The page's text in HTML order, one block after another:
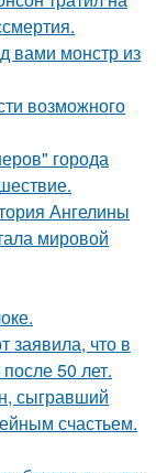
вами монстр из
возможного
города
Ангелины
мировой
заявила, что в
50 лет.
сыгравший
счастьем.